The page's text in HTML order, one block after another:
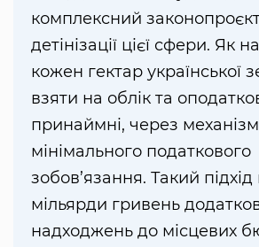
комплексний
детінізації цієї сфери. Як
кожен гектар української
взяти на облік та
принаймні, через механізм
мінімального податкового
зобов’язання. Такий
мільярди гривень
надходжень до місцевих